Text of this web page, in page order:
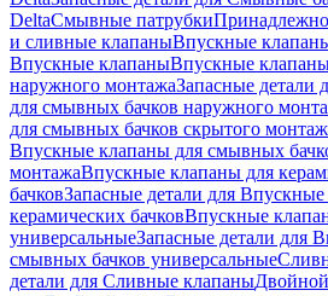
DeltaСмывные патрубки
и сливные клапаныВпускные
Впускные клапаныВпускные
наружного монтажаЗапасные детали
для смывных бачков наружного
для смывных бачков скрытого
Впускные клапаны для смывных
монтажаВпускные клапаны для
бачковЗапасные детали для
керамических бачковВпускные
универсальныеЗапасные детали для
смывных бачков универсальные
детали для Сливные клапаны